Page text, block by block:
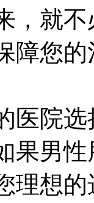
，就
障您
院选
男性
理想